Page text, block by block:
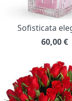
Sofisticata
60,00€